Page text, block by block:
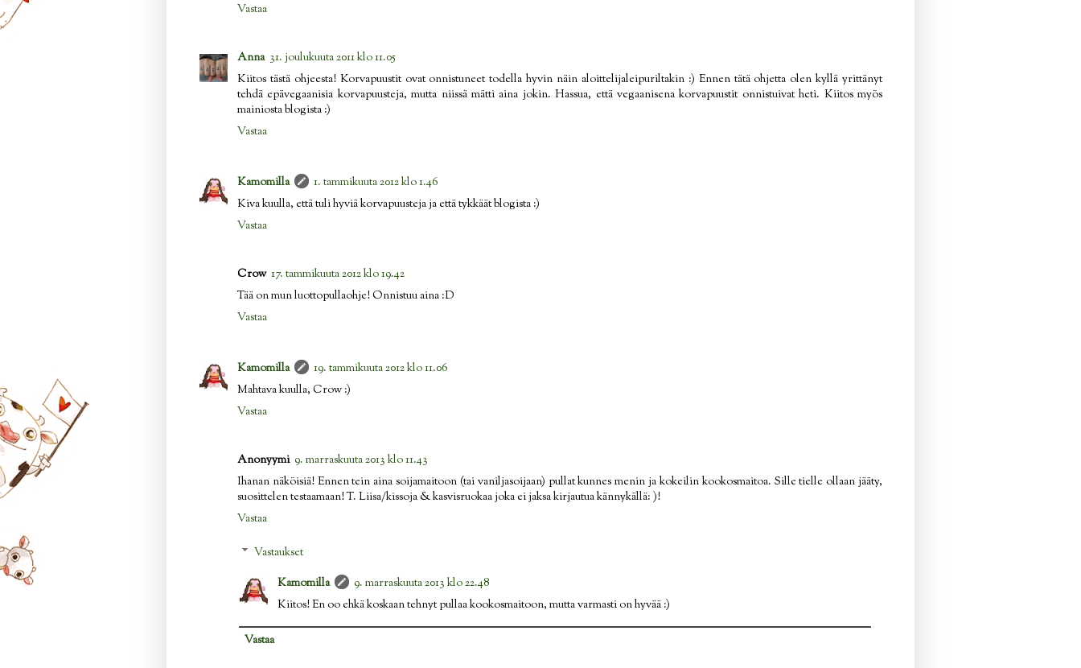
Vastaa
Anna 31. joulukuuta 2011 klo 11.05
Kiitos tästä ohjeesta! Korvapuustit ovat onnistuneet todella hyvin näin aloittelijaleipuriltakin :) Ennen tätä ohjetta olen kyllä yrittänyt
tehdä epävegaanisia korvapuusteja, mutta niissä mätti aina jokin. Hassua, että vegaanisena korvapuustit onnistuivat heti. Kiitos myös
mainiosta blogista :)
Vastaa
Kamomilla
1. tammikuuta 2012 klo 1.46
Kiva kuulla, että tuli hyviä korvapuusteja ja että tykkäät blogista :)
Vastaa
Crow 17. tammikuuta 2012 klo 19.42
Tää on mun luottopullaohje! Onnistuu aina :D
Vastaa
Kamomilla
19. tammikuuta 2012 klo 11.06
Mahtava kuulla, Crow :)
Vastaa
Anonyymi 9. marraskuuta 2013 klo 11.43
Ihanan näköisiä! Ennen tein aina soijamaitoon (tai vaniljasoijaan) pullat kunnes menin ja kokeilin kookosmaitoa. Sille tielle ollaan jääty,
suosittelen testaamaan! T. Liisa/kissoja & kasvisruokaa joka ei jaksa kirjautua kännykällä: )!
Vastaa
Vastaukset
Kamomilla
9. marraskuuta 2013 klo 22.48
Kiitos! En oo ehkä koskaan tehnyt pullaa kookosmaitoon, mutta varmasti on hyvää :)
Vastaa